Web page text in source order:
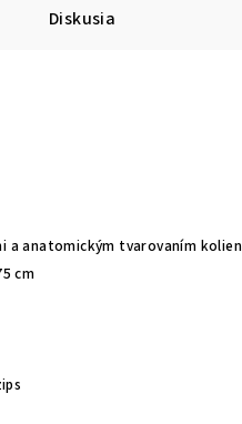
Diskusia
a anatomickým tvarovaním kolien
cm